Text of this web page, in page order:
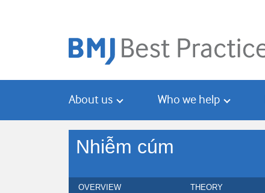
About us Who we help
Nhiễm cúm
OVERVIEW THEORY